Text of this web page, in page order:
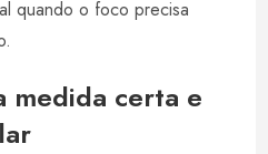
quando o foco precisa
medida certa e